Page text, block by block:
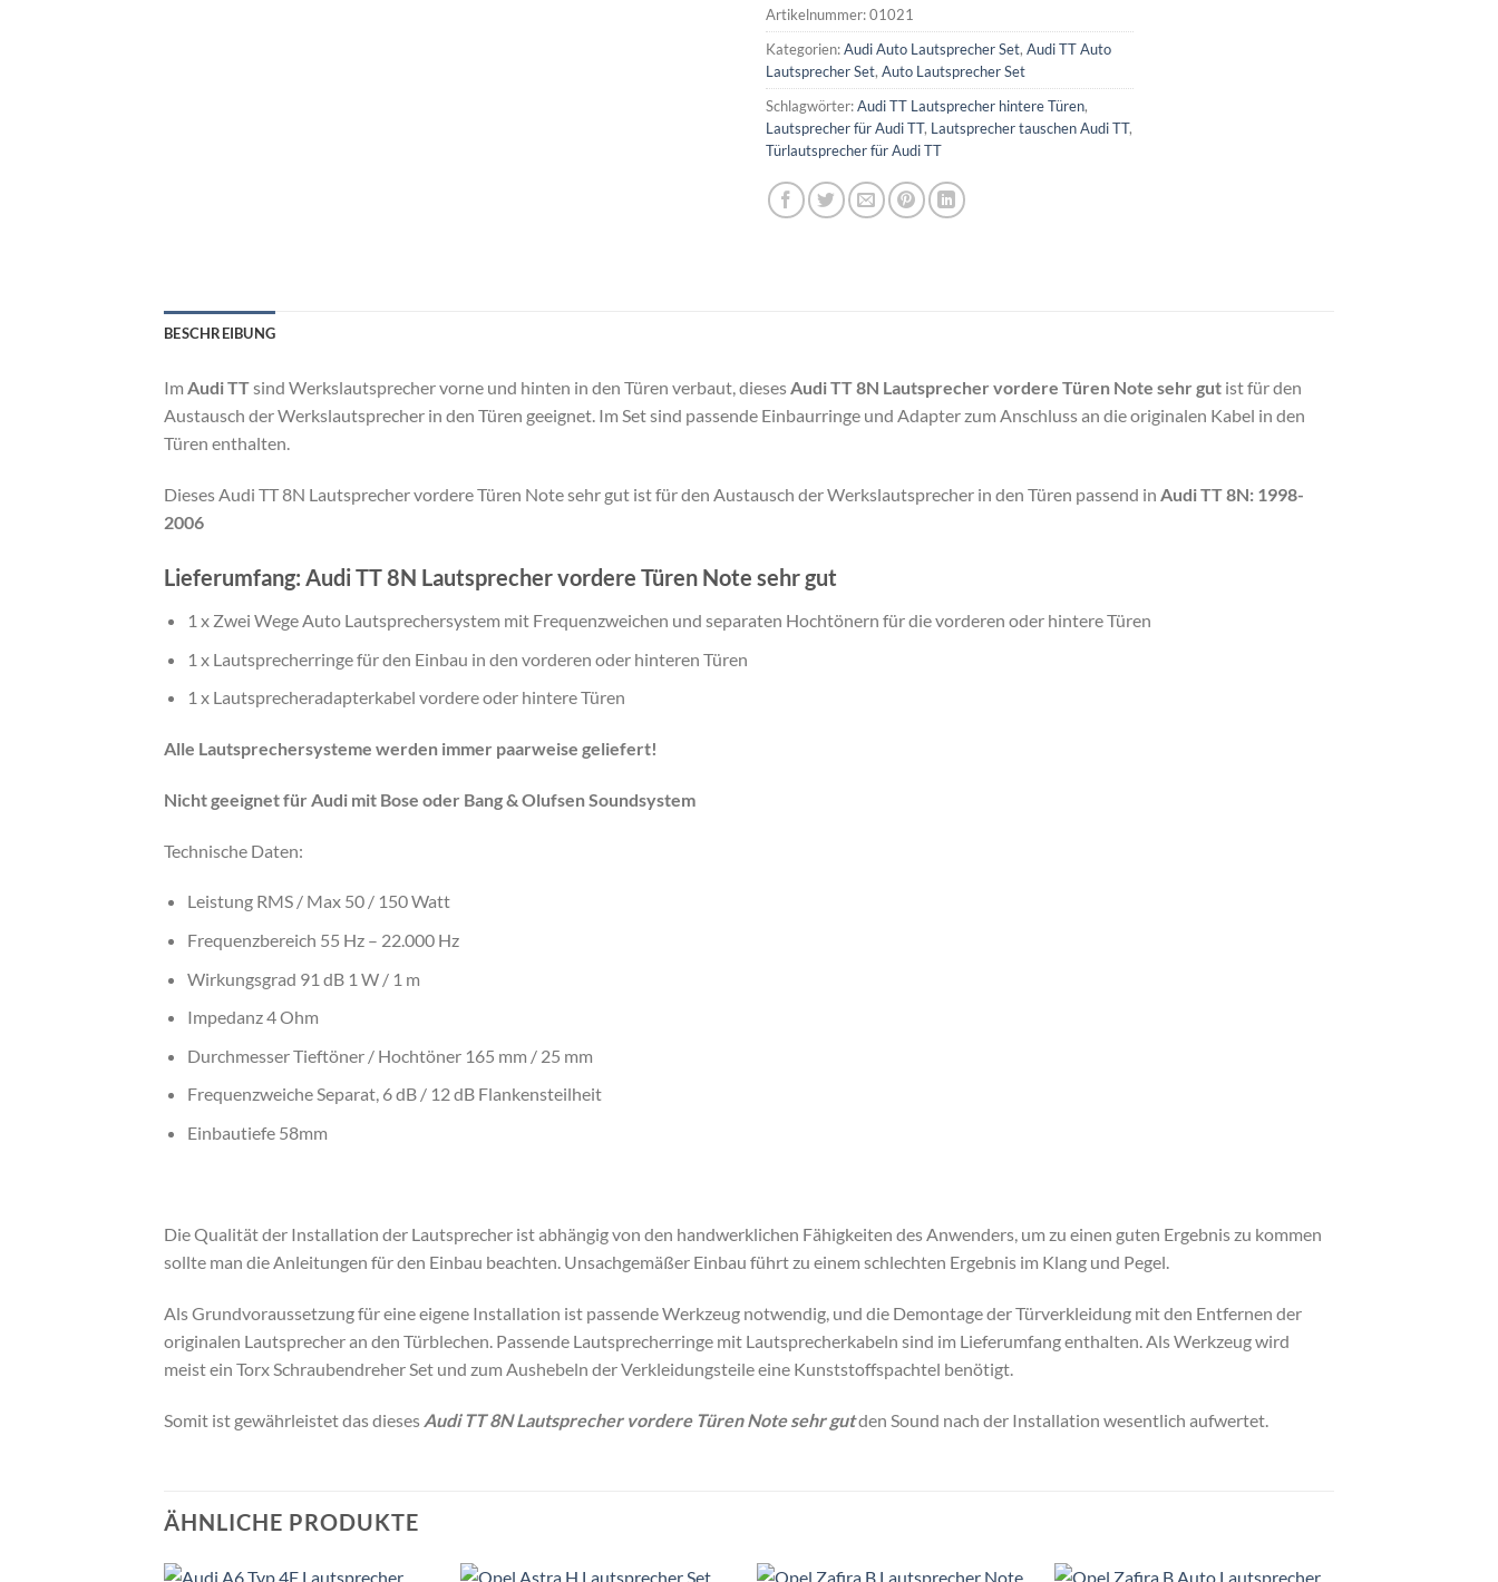
Artikelnummer:01021
Kategorien:Audi Auto Lautsprecher Set, Audi TT Auto
Lautsprecher Set, Auto Lautsprecher Set
Schlagwörter:Audi TT Lautsprecher hintere Türen,
Lautsprecher für Audi TT, Lautsprecher tauschen Audi TT,
Türlautsprecher für Audi TT
BESCHREIBUNG
Im Audi TTsind Werkslautsprecher vorne und hinten in den Türen verbaut, diesesAudi TT 8N Lautsprecher vordere Türen Note sehr gut ist für den
Austausch der Werkslautsprecher in den Türen geeignet. Im Set sind passende Einbaurringe und Adapter zum Anschluss an die originalen Kabel in den
Türen enthalten.
Dieses Audi TT 8N Lautsprecher vordere Türen Note sehr gut ist für den Austausch der Werkslautsprecher in den Türen passend in Audi TT 8N: 1998-
2006
Lieferumfang: Audi TT 8N Lautsprecher vordere Türen Note sehr gut
1 x Zwei Wege Auto Lautsprechersystem mit Frequenzweichen und separaten Hochtönern für die vorderen oder hintere Türen
1 x Lautsprecherringe für den Einbau in den vorderen oder hinteren Türen
1 x Lautsprecheradapterkabel vordere oder hintere Türen
Alle Lautsprechersysteme werden immer paarweise geliefert!
Nicht geeignet für Audi mit Bose oder Bang & Olufsen Soundsystem
Technische Daten:
Leistung RMS / Max 50 / 150 Watt
Frequenzbereich 55 Hz – 22.000 Hz
Wirkungsgrad 91 dB 1 W / 1 m
Impedanz 4 Ohm
Durchmesser Tieftöner / Hochtöner 165 mm / 25 mm
Frequenzweiche Separat, 6 dB / 12 dB Flankensteilheit
Einbautiefe 58mm
Die Qualität der Installation der Lautsprecher ist abhängig von den handwerklichen Fähigkeiten des Anwenders, um zu einen guten Ergebnis zu kommen
sollte man die Anleitungen für den Einbau beachten. Unsachgemäßer Einbau führt zu einem schlechten Ergebnis im Klang und Pegel.
Als Grundvoraussetzung für eine eigene Installation ist passende Werkzeug notwendig, und die Demontage der Türverkleidung mit den Entfernen der
originalen Lautsprecher an den Türblechen. Passende Lautsprecherringe mit Lautsprecherkabeln sind im Lieferumfang enthalten. Als Werkzeug wird
meist ein Torx Schraubendreher Set und zum Aushebeln der Verkleidungsteile eine Kunststoffspachtel benötigt.
Somit ist gewährleistet das dieses Audi TT 8N Lautsprecher vordere Türen Note sehr gutden Sound nach der Installation wesentlich aufwertet.
ÄHNLICHE PRODUKTE